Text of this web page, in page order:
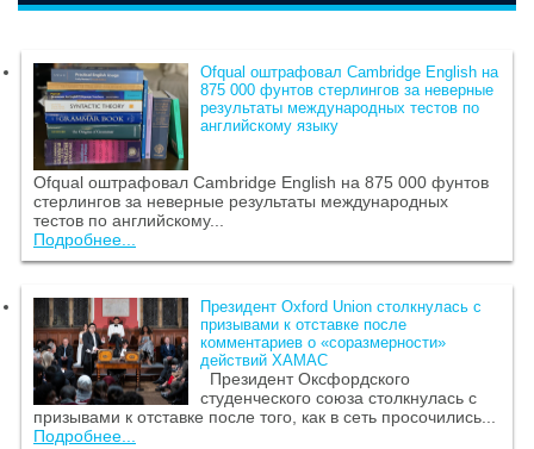
Ofqual оштрафовал Cambridge English на
875 000 фунтов стерлингов за неверные
результаты международных тестов по
английскому языку
Ofqual оштрафовал Cambridge English на 875 000 фунтов
стерлингов за неверные результаты международных
тестов по английскому...
Подробнее...
Президент Oxford Union столкнулась с
призывами к отставке после
комментариев о «соразмерности»
действий ХАМАС
Президент Оксфордского
студенческого союза столкнулась с
призывами к отставке после того, как в сеть просочились...
Подробнее...